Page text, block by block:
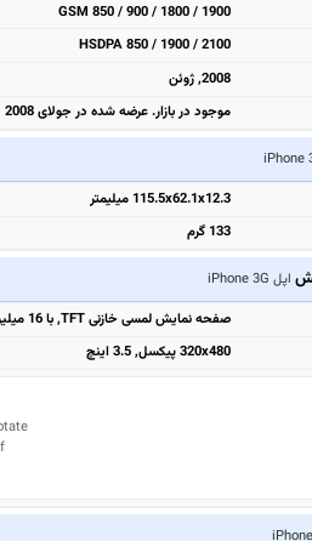
GSM 850 / 900 / 1800 / 1900
HSDPA 850 / 1900 / 2100
2008, ژوئن
موجود در بازار. عرضه شده در جولای 2008
115.5x62.1x12.3 میلیمتر
133 گرم
اپل iPhone 3G
صفحه نمایش لمسی خازنی TFT, با 16 میلیون رنگ
320x480 پیکسل, 3.5 اینچ